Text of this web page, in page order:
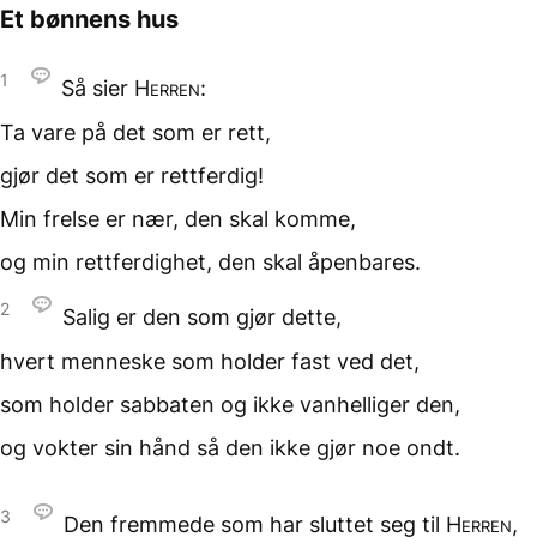
Et bønnens hus
1 Så sier Herren:
Ta vare på det som er rett,
gjør det som er rettferdig!
Min frelse er nær, den skal komme,
og min rettferdighet, den skal åpenbares.
2 Salig er den som gjør dette,
hvert menneske som holder fast ved det,
som holder sabbaten og ikke vanhelliger den,
og vokter sin hånd så den ikke gjør noe ondt.
3 Den fremmede som har sluttet seg til Herren,